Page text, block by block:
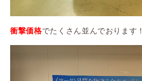
衝撃価格でたくさん並んでおります！